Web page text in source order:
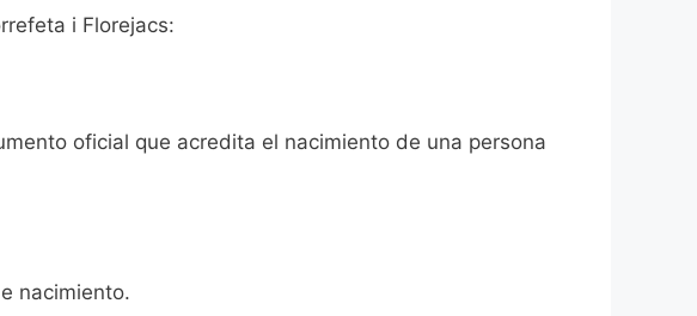
i Florejacs:
oficial que acredita el nacimiento de una persona
nacimiento.